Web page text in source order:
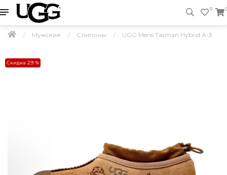
0
Мужские Слипоны UGG Mens Tasman Hybrid А-3
Скидка 29 %